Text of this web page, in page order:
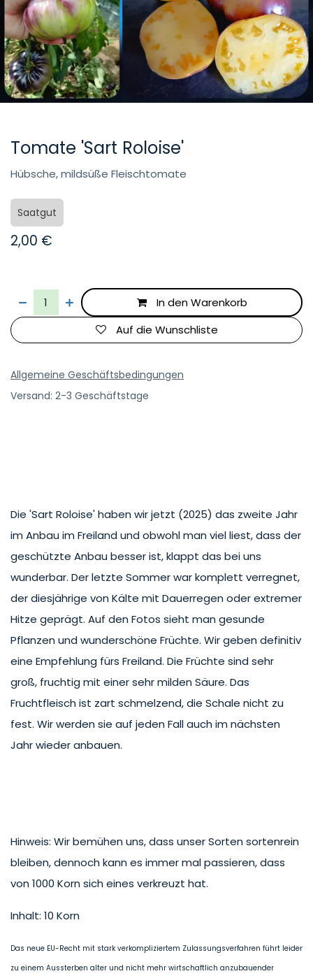
Tomate 'Sart Roloise'
Hübsche, mildsüße Fleischtomate
Saatgut
2,00 €
In den Warenkorb
Auf die Wunschliste
Allgemeine Geschäftsbedingungen
Versand: 2-3 Geschäftstage
Die 'Sart Roloise' haben wir jetzt (2025) das zweite Jahr
im Anbau im Freiland und obwohl man viel liest, dass der
geschützte Anbau besser ist, klappt das bei uns
wunderbar. Der letzte Sommer war komplett verregnet,
der diesjährige von Kälte mit Dauerregen oder extremer
Hitze geprägt. Auf den Fotos sieht man gesunde
Pflanzen und wunderschöne Früchte. Wir geben definitiv
eine Empfehlung fürs Freiland. Die Früchte sind sehr
groß, fruchtig mit einer sehr milden Säure. Das
Fruchtfleisch ist zart schmelzend, die Schale nicht zu
fest. Wir werden sie auf jeden Fall auch im nächsten
Jahr wieder anbauen.
Hinweis: Wir bemühen uns, dass unser Sorten sortenrein
bleiben, dennoch kann es immer mal passieren, dass
von 1000 Korn sich eines verkreuzt hat.
Inhalt: 10 Korn
Das neue EU-Recht mit stark verkompliziertem Zulassungsverfahren führt leider
zu einem Aussterben alter und nicht mehr wirtschaftlich anzubauender